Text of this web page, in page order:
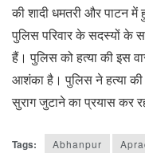
की शादी धमतरी और पाटन में
पुलिस परिवार के सदस्यों के
हैं। पुलिस को हत्या की इस
आशंका है। पुलिस ने हत्या की
सुराग जुटाने का प्रयास कर
Tags: Abhanpur